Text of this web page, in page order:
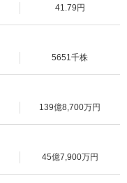
41.79円
5651千株
139億8,700万円
45億7,900万円